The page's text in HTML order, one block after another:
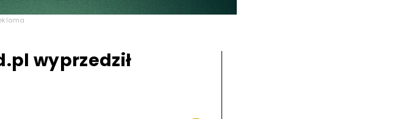
wyprzedził